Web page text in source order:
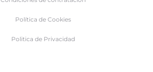
Política de Cookies
Politica de Privacidad